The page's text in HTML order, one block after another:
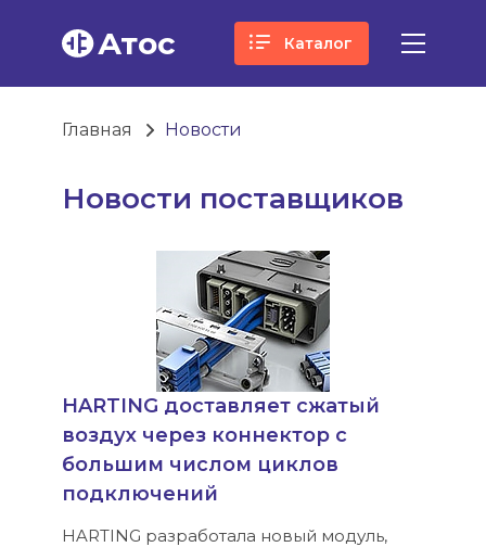
Атос Каталог
Главная Новости
Новости поставщиков
HARTING доставляет сжатый
воздух через коннектор с
большим числом циклов
подключений
HARTING разработала новый модуль,